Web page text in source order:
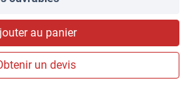
au panier
un devis